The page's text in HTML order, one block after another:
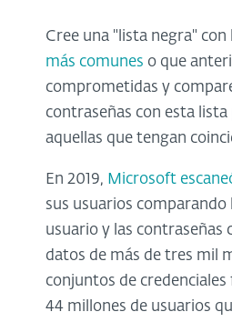
Cree una "lista negra" con
más comunes o que
comprometidas y
contraseñas con esta
aquellas que tengan
En 2019, Microsoft
sus usuarios comparando
usuario y las contraseñas
datos de más de tres mil
conjuntos de
44 millones de usuarios